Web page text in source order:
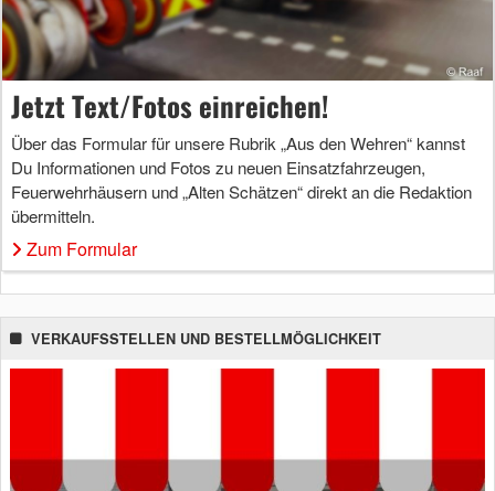
Jetzt Text/Fotos einreichen!
Über das Formular für unsere Rubrik „Aus den Wehren“ kannst
Du Informationen und Fotos zu neuen Einsatzfahrzeugen,
Feuerwehrhäusern und „Alten Schätzen“ direkt an die Redaktion
übermitteln.
Zum Formular
VERKAUFSSTELLEN UND BESTELLMÖGLICHKEIT